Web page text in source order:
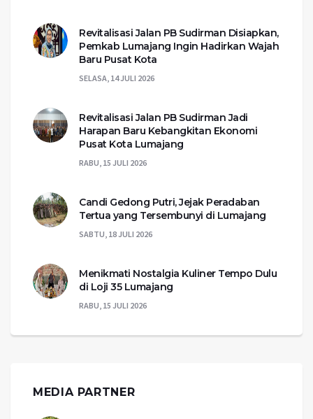
Revitalisasi Jalan PB Sudirman Disiapkan,
Pemkab Lumajang Ingin Hadirkan Wajah
Baru Pusat Kota
SELASA, 14 JULI 2026
Revitalisasi Jalan PB Sudirman Jadi
Harapan Baru Kebangkitan Ekonomi
Pusat Kota Lumajang
RABU, 15 JULI 2026
Candi Gedong Putri, Jejak Peradaban
Tertua yang Tersembunyi di Lumajang
SABTU, 18 JULI 2026
Menikmati Nostalgia Kuliner Tempo Dulu
di Loji 35 Lumajang
RABU, 15 JULI 2026
MEDIA PARTNER